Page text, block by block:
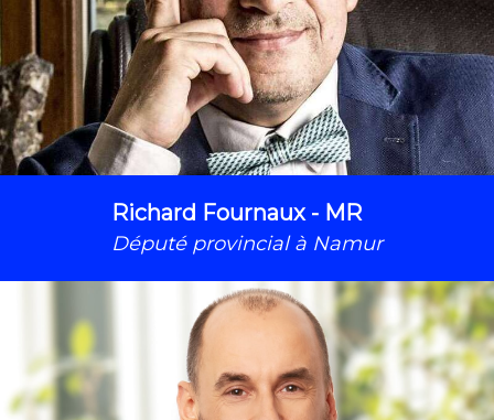
Richard Fournaux - MR
Député provincial à Namur